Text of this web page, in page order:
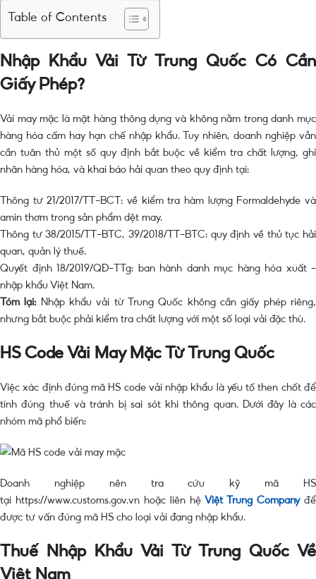
Table of Contents
Nhập Khẩu Vải Từ Trung Quốc Có Cần
Giấy Phép?
Vải may mặc là mặt hàng thông dụng và không nằm trong danh mục
hàng hóa cấm hay hạn chế nhập khẩu. Tuy nhiên, doanh nghiệp vẫn
cần tuân thủ một số quy định bắt buộc về kiểm tra chất lượng, ghi
nhãn hàng hóa, và khai báo hải quan theo quy định tại:
Thông tư 21/2017/TT-BCT: về kiểm tra hàm lượng Formaldehyde và
amin thơm trong sản phẩm dệt may.
Thông tư 38/2015/TT-BTC, 39/2018/TT-BTC: quy định về thủ tục hải
quan, quản lý thuế.
Quyết định 18/2019/QĐ-TTg: ban hành danh mục hàng hóa xuất –
nhập khẩu Việt Nam.
Tóm lại: Nhập khẩu vải từ Trung Quốc không cần giấy phép riêng,
nhưng bắt buộc phải kiểm tra chất lượng với một số loại vải đặc thù.
HS Code Vải May Mặc Từ Trung Quốc
Việc xác định đúng mã HS code vải nhập khẩu là yếu tố then chốt để
tính đúng thuế và tránh bị sai sót khi thông quan. Dưới đây là các
nhóm mã phổ biến:
Doanh nghiệp nên tra cứu kỹ mã HS
tại https://www.customs.gov.vn hoặc liên hệ Việt Trung Companyđể
được tư vấn đúng mã HS cho loại vải đang nhập khẩu.
Thuế Nhập Khẩu Vải Từ Trung Quốc Về
Việt Nam